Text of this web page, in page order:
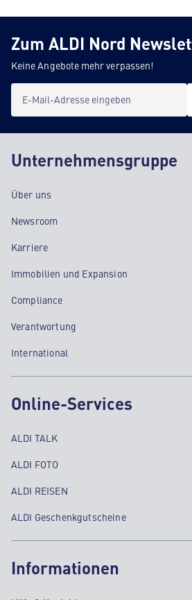
Zum ALDI Nord
Keine Angebote mehr verpassen!
E-Mail-Adresse eingeben
Unternehmensgruppe
Über uns
Newsroom
Karriere
Immobilien und Expansion
Compliance
Verantwortung
International
Online-Services
ALDI TALK
ALDI FOTO
ALDI REISEN
ALDI Geschenkgutscheine
Informationen